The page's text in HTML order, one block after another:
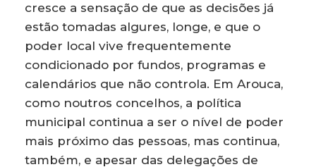
cresce a sensação de que as decisões já
estão tomadas algures, longe, e que o
poder local vive frequentemente
condicionado por fundos, programas e
calendários que não controla. Em Arouca,
como noutros concelhos, a política
municipal continua a ser o nível de poder
mais próximo das pessoas, mas continua,
também, e apesar das delegações de